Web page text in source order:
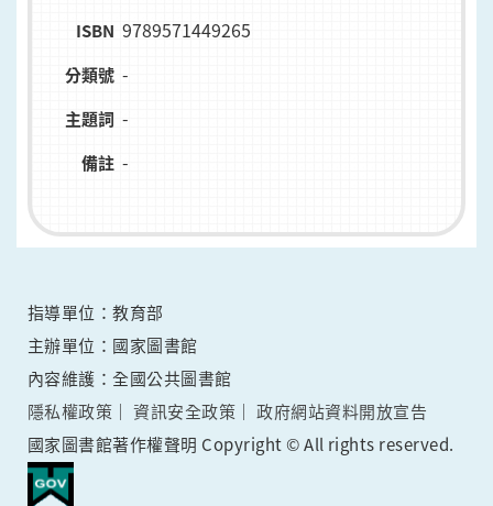
ISBN 9789571449265
分類號 -
主題詞 -
備註 -
指導單位：教育部
主辦單位：國家圖書館
內容維護：全國公共圖書館
隱私權政策
資訊安全政策
政府網站資料開放宣告
國家圖書館著作權聲明 Copyright © All rights reserved.